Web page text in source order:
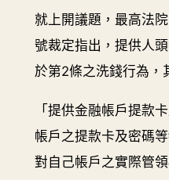
就上開議題，最高法
號裁定指出，提供人
於第2條之洗錢行為，
「提供金融帳戶提款
帳戶之提款卡及密碼
對自己帳戶之實際管